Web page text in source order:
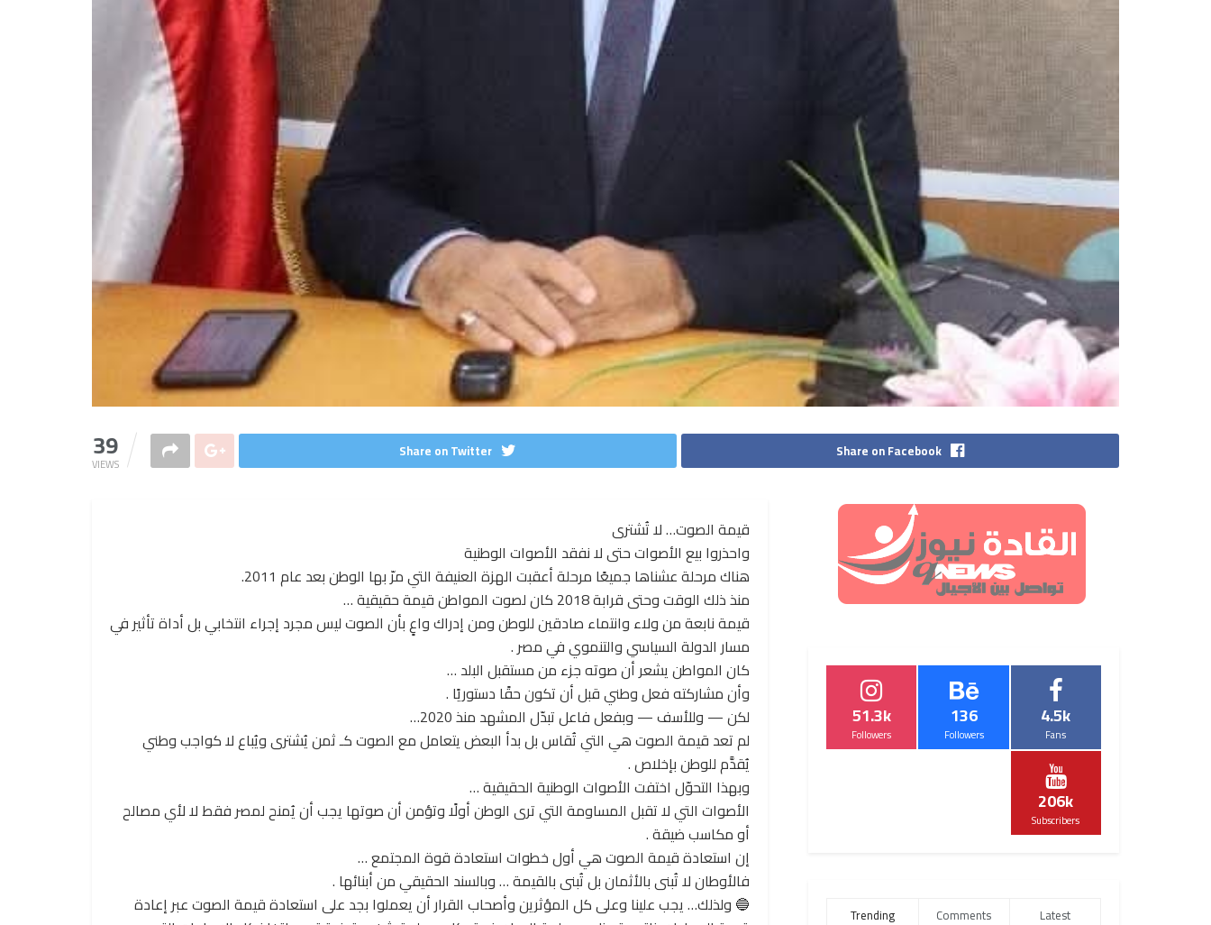
39
VIEWS
Share on Facebook
Share on Twitter
قيمة الصوت… لا تُشترى
واحذروا بيع الأصوات حتى لا نفقد الأصوات الوطنية
هناك مرحلة عشناها جميعًا مرحلة أعقبت الهزة العنيفة التي مرّ بها الوطن بعد عام 2011.
منذ ذلك الوقت وحتى قرابة 2018 كان لصوت المواطن قيمة حقيقية …
قيمة نابعة من ولاء وانتماء صادقين للوطن ومن إدراك واعٍ بأن الصوت ليس مجرد إجراء انتخابي بل أداة تأثير في
مسار الدولة السياسي والتنموي في مصر .
كان المواطن يشعر أن صوته جزء من مستقبل البلد …
وأن مشاركته فعل وطني قبل أن تكون حقًا دستوريًا .
لكن — وللأسف — وبفعل فاعل تبدّل المشهد منذ 2020…
لم تعد قيمة الصوت هي التي تُقاس بل بدأ البعض يتعامل مع الصوت كـ ثمن يُشترى ويُباع لا كواجب وطني
يُقدَّم للوطن بإخلاص .
وبهذا التحوّل اختفت الأصوات الوطنية الحقيقية …
الأصوات التي لا تقبل المساومة التي ترى الوطن أولًا وتؤمن أن صوتها يجب أن يُمنح لمصر فقط لا لأي مصالح
أو مكاسب ضيقة .
إن استعادة قيمة الصوت هي أول خطوات استعادة قوة المجتمع …
فالأوطان لا تُبنى بالأثمان بل تُبنى بالقيمة … وبالسند الحقيقي من أبنائها .
🔵 ولذلك… يجب علينا وعلى كل المؤثرين وأصحاب القرار أن يعملوا بجد على استعادة قيمة الصوت عبر إعادة
4.5k
Fans
136
Followers
51.3k
Followers
206k
Subscribers
Trending Comments Latest